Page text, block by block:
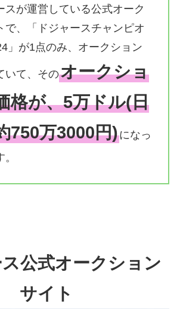
スが運営している公式オーク
で、「ドジャースチャンピオ
」が1点のみ、オークション
いて、そのオークショ
格が、5万ドル(日
750万3000円)になっ
ス公式オークション
サイト